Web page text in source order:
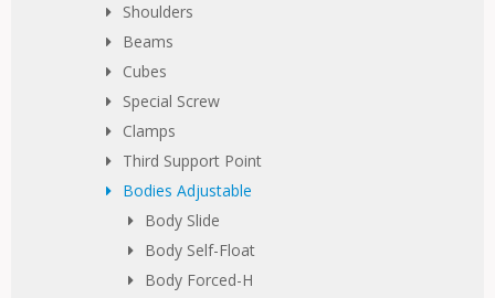
Shoulders
Beams
Cubes
Special Screw
Clamps
Third Support Point
Bodies Adjustable
Body Slide
Body Self-Float
Body Forced-H